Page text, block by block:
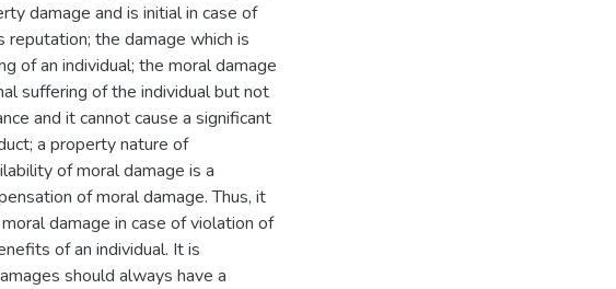
damage and is initial in case of
reputation; the damage which is
of an individual; the moral damage
suffering of the individual but not
and it cannot cause a significant
a property nature of
of moral damage is a
of moral damage. Thus, it
damage in case of violation of
of an individual. It is
should always have a